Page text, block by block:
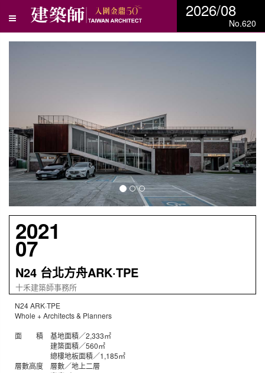
2026/08
No.620
2021
07
N24 台北方舟ARK·TPE
十禾建築師事務所
N24 ARK·TPE
Whole + Architects & Planners
面 積 基地面積／2,333㎡
建築面積／560㎡
總樓地板面積／1,185㎡
層數高度 層數／地上二層